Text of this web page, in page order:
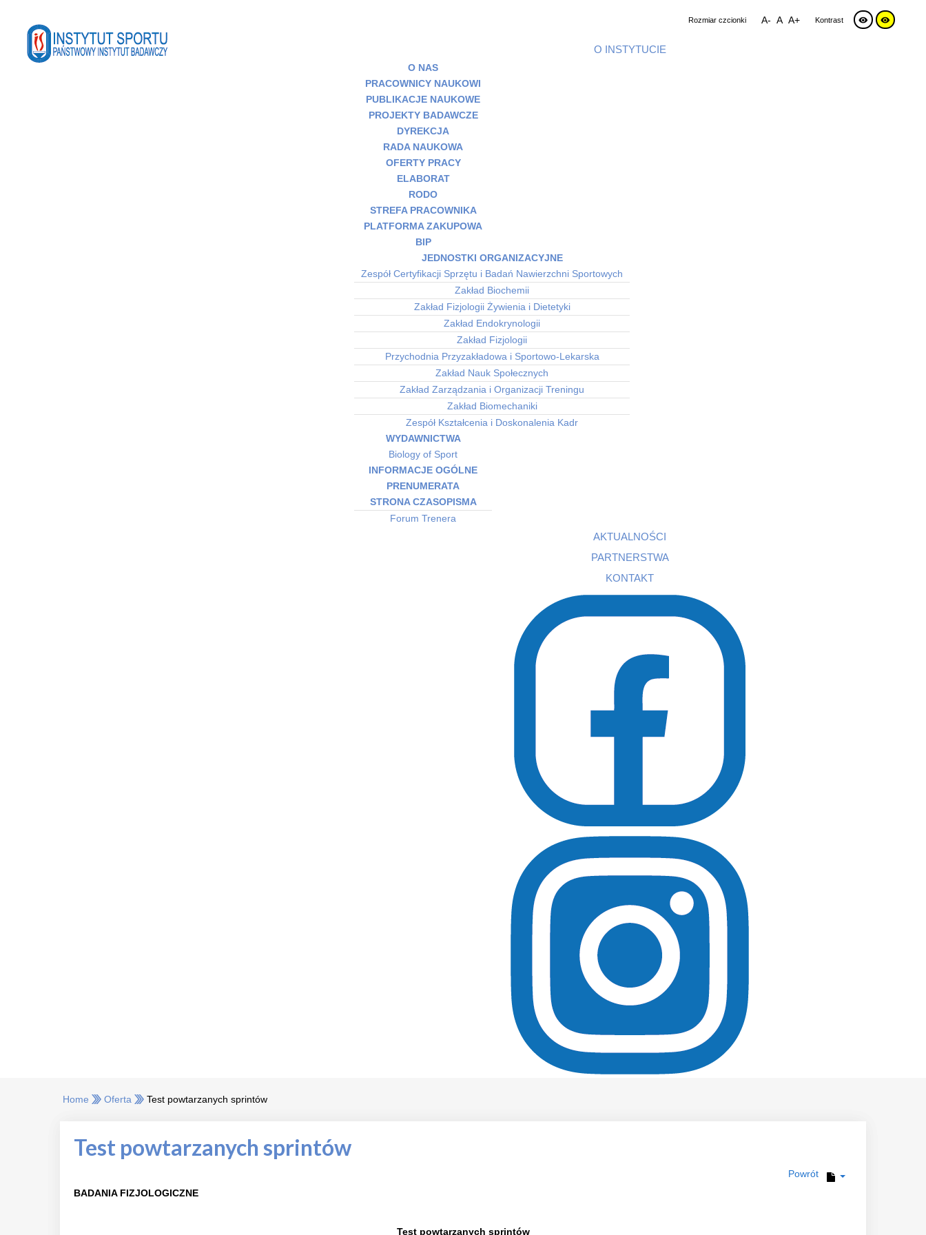
Rozmiar czcionki A- A A+ Kontrast
O INSTYTUCIE
O NAS
PRACOWNICY NAUKOWI
PUBLIKACJE NAUKOWE
PROJEKTY BADAWCZE
DYREKCJA
RADA NAUKOWA
OFERTY PRACY
ELABORAT
RODO
STREFA PRACOWNIKA
PLATFORMA ZAKUPOWA
BIP
JEDNOSTKI ORGANIZACYJNE
Zespół Certyfikacji Sprzętu i Badań Nawierzchni Sportowych
Zakład Biochemii
Zakład Fizjologii Żywienia i Dietetyki
Zakład Endokrynologii
Zakład Fizjologii
Przychodnia Przyzakładowa i Sportowo-Lekarska
Zakład Nauk Społecznych
Zakład Zarządzania i Organizacji Treningu
Zakład Biomechaniki
Zespół Kształcenia i Doskonalenia Kadr
WYDAWNICTWA
Biology of Sport
INFORMACJE OGÓLNE
PRENUMERATA
STRONA CZASOPISMA
Forum Trenera
AKTUALNOŚCI
PARTNERSTWA
KONTAKT
Home Oferta Test powtarzanych sprintów
Test powtarzanych sprintów
Powrót
BADANIA FIZJOLOGICZNE
Test powtarzanych sprintów